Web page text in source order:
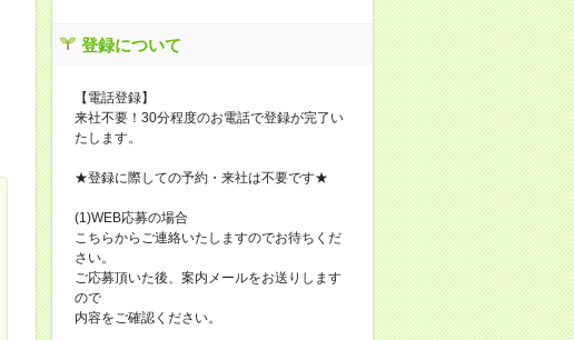
登録について
【電話登録】
来社不要！30分程度のお電話で登録が完了い
たします。
★登録に際しての予約・来社は不要です★
(1)WEB応募の場合
こちらからご連絡いたしますのでお待ちくだ
さい。
ご応募頂いた後、案内メールをお送りします
ので
内容をご確認ください。